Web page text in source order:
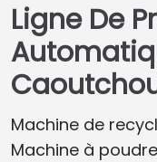
Ligne De
Machine de
Machine à